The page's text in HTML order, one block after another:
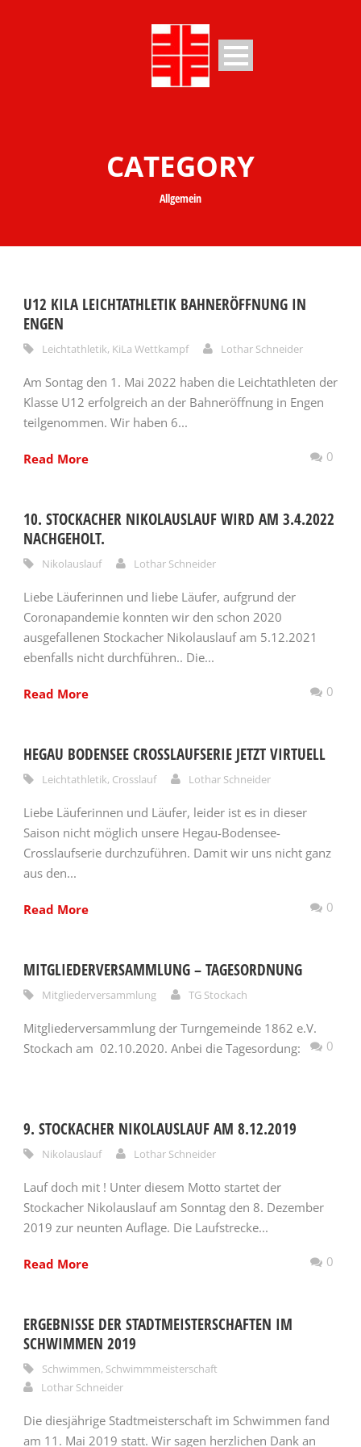
CATEGORY
Allgemein
U12 KILA LEICHTATHLETIK BAHNERÖFFNUNG IN
ENGEN
Leichtathletik, KiLa Wettkampf Lothar Schneider
Am Sontag den 1. Mai 2022 haben die Leichtathleten der
Klasse U12 erfolgreich an der Bahneröffnung in Engen
teilgenommen. Wir haben 6...
Read More 0
10. STOCKACHER NIKOLAUSLAUF WIRD AM 3.4.2022
NACHGEHOLT.
Nikolauslauf Lothar Schneider
Liebe Läuferinnen und liebe Läufer, aufgrund der
Coronapandemie konnten wir den schon 2020
ausgefallenen Stockacher Nikolauslauf am 5.12.2021
ebenfalls nicht durchführen.. Die...
Read More 0
HEGAU BODENSEE CROSSLAUFSERIE JETZT VIRTUELL
Leichtathletik, Crosslauf Lothar Schneider
Liebe Läuferinnen und Läufer, leider ist es in dieser
Saison nicht möglich unsere Hegau-Bodensee-
Crosslaufserie durchzuführen. Damit wir uns nicht ganz
aus den...
Read More 0
MITGLIEDERVERSAMMLUNG – TAGESORDNUNG
Mitgliederversammlung TG Stockach
Mitgliederversammlung der Turngemeinde 1862 e.V.
Stockach am 02.10.2020. Anbei die Tagesordung:
0
9. STOCKACHER NIKOLAUSLAUF AM 8.12.2019
Nikolauslauf Lothar Schneider
Lauf doch mit ! Unter diesem Motto startet der
Stockacher Nikolauslauf am Sonntag den 8. Dezember
2019 zur neunten Auflage. Die Laufstrecke...
Read More 0
ERGEBNISSE DER STADTMEISTERSCHAFTEN IM
SCHWIMMEN 2019
Schwimmen, Schwimmmeisterschaft
Lothar Schneider
Die diesjährige Stadtmeisterschaft im Schwimmen fand
am 11. Mai 2019 statt. Wir sagen herzlichen Dank an